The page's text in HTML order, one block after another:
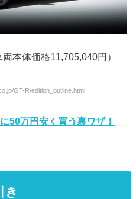
本体価格11,705,040円）
GT-R/edition_outline.html
50万円安く買う裏ワザ！
き